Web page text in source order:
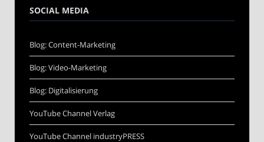
SOCIAL MEDIA
Blog: Content-Marketing
Blog: Video-Marketing
Blog: Digitalisierung
YouTube Channel Verlag
YouTube Channel industryPRESS